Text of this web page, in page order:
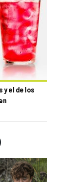
y el de los